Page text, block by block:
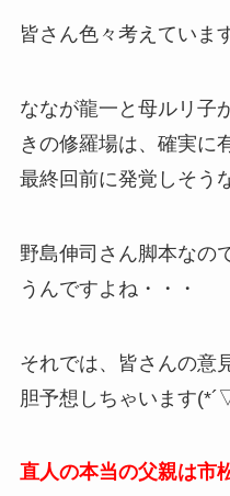
皆さん色々考えていま
ななが龍一と母ルリ子
きの修羅場は、確実に
最終回前に発覚しそう
野島伸司さん脚本なの
うんですよね・・・
それでは、皆さんの意
胆予想しちゃいます
直人の本当の父親は市